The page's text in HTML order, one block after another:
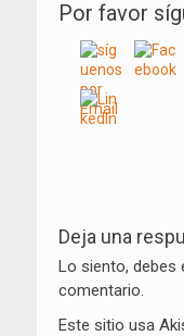
Por favor
de
entradas
Deja una
Lo siento, debes
comentario.
Este sitio usa